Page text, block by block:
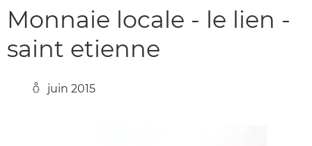
Monnaie locale - le lien -
saint etienne
juin 2015